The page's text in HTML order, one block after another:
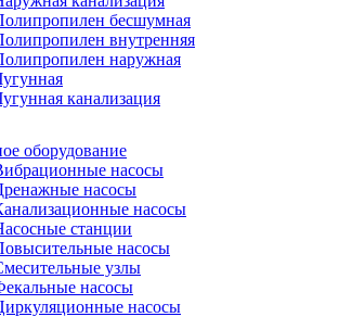
бесшумная
внутренняя
наружная
канализация
оборудование
насосы
насосы
насосы
станции
насосы
узлы
насосы
насосы